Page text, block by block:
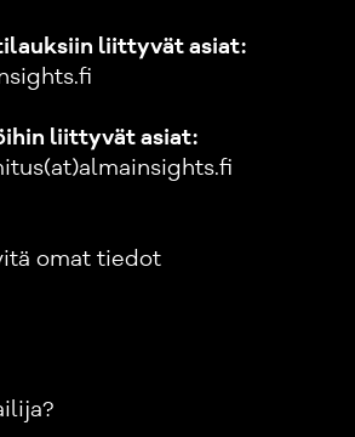
liittyvät asiat:
liittyvät asiat:
omat tiedot